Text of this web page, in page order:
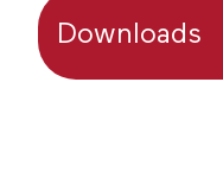
Downloads